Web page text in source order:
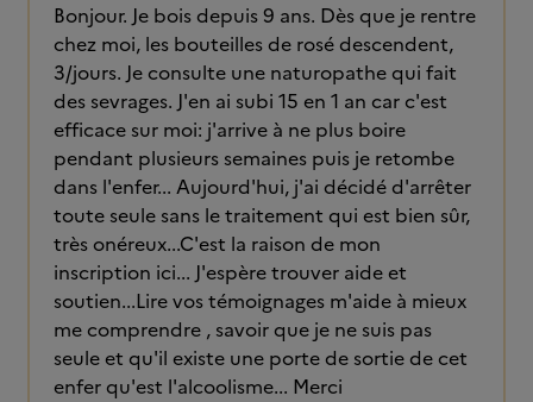
Bonjour. Je bois depuis 9 ans. Dès que je rentre
chez moi, les bouteilles de rosé descendent,
3/jours. Je consulte une naturopathe qui fait
des sevrages. J'en ai subi 15 en 1 an car c'est
efficace sur moi: j'arrive à ne plus boire
pendant plusieurs semaines puis je retombe
dans l'enfer... Aujourd'hui, j'ai décidé d'arrêter
toute seule sans le traitement qui est bien sûr,
très onéreux...C'est la raison de mon
inscription ici... J'espère trouver aide et
soutien...Lire vos témoignages m'aide à mieux
me comprendre , savoir que je ne suis pas
seule et qu'il existe une porte de sortie de cet
enfer qu'est l'alcoolisme... Merci